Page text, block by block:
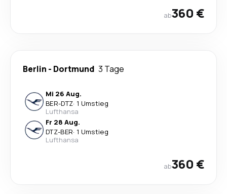
ab360 €
Berlin - Dortmund 3 Tage
Mi 26 Aug.
BER-DTZ· 1 Umstieg
Lufthansa
Fr 28 Aug.
DTZ-BER· 1 Umstieg
Lufthansa
ab360 €